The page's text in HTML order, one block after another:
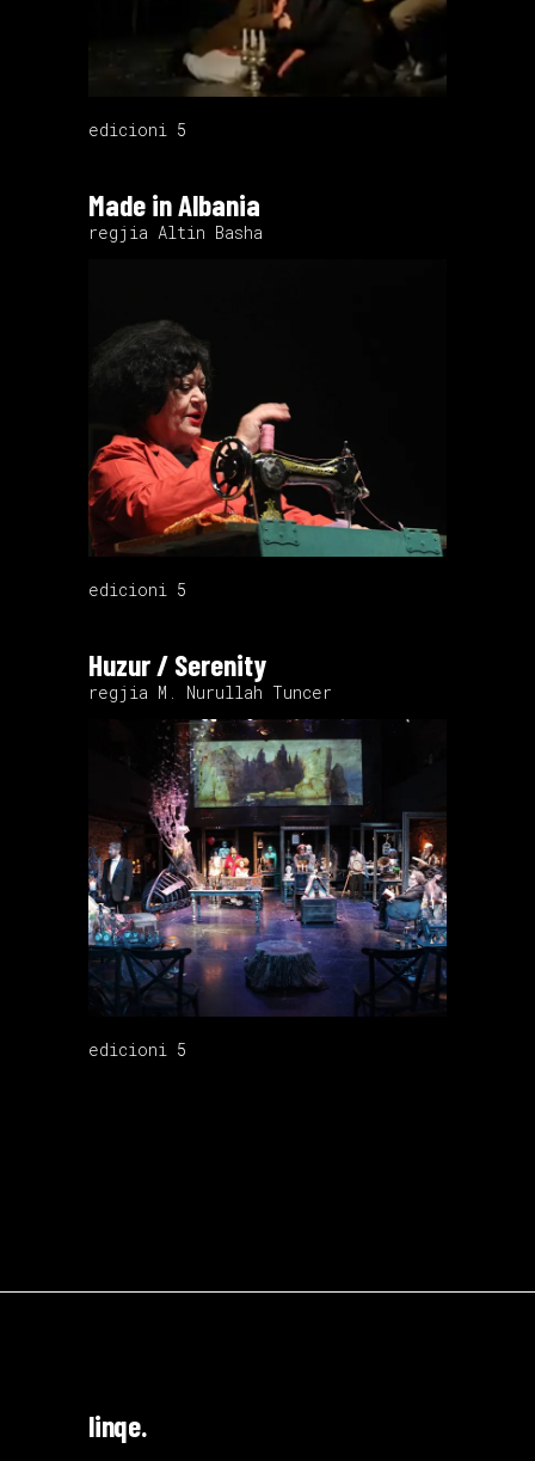
edicioni 5
Made in Albania
regjia Altin Basha
edicioni 5
Huzur / Serenity
regjia M. Nurullah Tuncer
edicioni 5
linqe.